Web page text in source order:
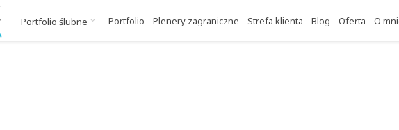
Portfolio ślubne Portfolio Plenery zagraniczne Strefa klienta Blog Oferta O